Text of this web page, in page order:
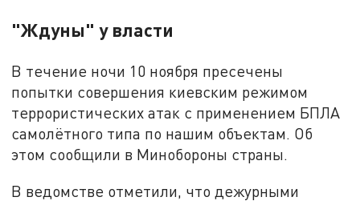
"Ждуны" у власти
В течение ночи 10 ноября пресечены
попытки совершения киевским режимом
террористических атак с применением БПЛА
самолётного типа по нашим объектам. Об
этом сообщили в Минобороны страны.
В ведомстве отметили, что дежурными